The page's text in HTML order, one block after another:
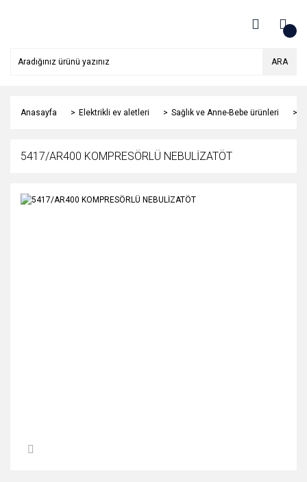
ARA
Anasayfa Elektrikli ev aletleri Sağlık ve Anne-Bebe ürünleri
5417/AR400 KOMPRESÖRLÜ NEBULİZATÖT